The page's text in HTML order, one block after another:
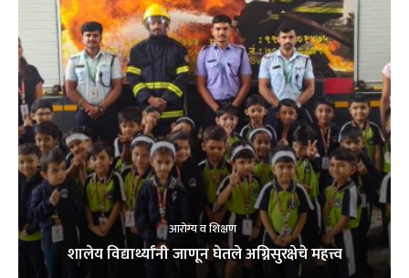
आरोग्य व शिक्षण
शालेय विद्यार्थ्यांनी जाणून घेतले अग्निसुरक्षेचे महत्त्व